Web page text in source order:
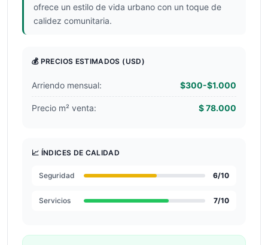
ofrece un estilo de vida urbano con un toque de
calidez comunitaria.
💰 PRECIOS ESTIMADOS (USD)
Arriendo mensual: $300-$1.000
Precio m² venta: $ 78.000
📈 ÍNDICES DE CALIDAD
Seguridad 6/10
Servicios 7/10